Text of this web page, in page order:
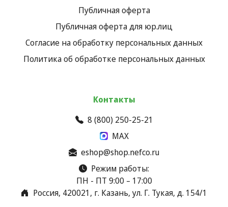
Публичная оферта
Публичная оферта для юр.лиц
Согласие на обработку персональных данных
Политика об обработке персональных данных
Контакты
8 (800) 250-25-21
MAX
eshop@shop.nefco.ru
Режим работы:
ПН - ПТ 9:00 – 17:00
Россия, 420021, г. Казань, ул. Г. Тукая, д. 154/1